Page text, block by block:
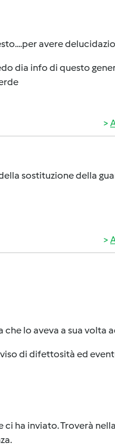
avere
dia info di questo
sostituzione della
lo aveva a sua volta
di difettosità ed
ha inviato. Troverà